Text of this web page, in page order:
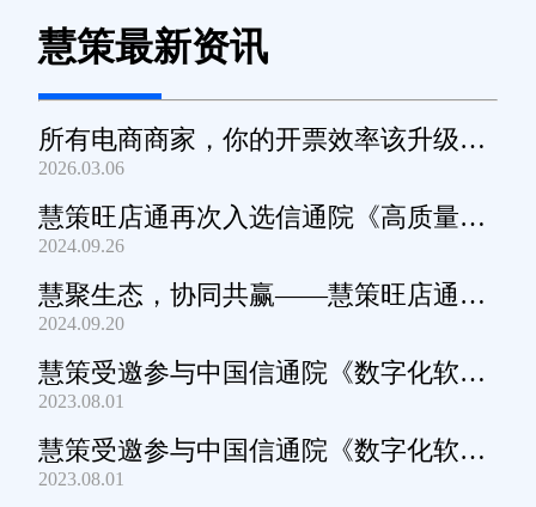
慧策最新资讯
所有电商商家，你的开票效率该升级
了！
2026.03.06
慧策旺店通再次入选信通院《高质量数
字化转型产品及服务全景图》
2024.09.26
慧聚生态，协同共赢——慧策旺店通生
态交流会深圳站圆满举办
2024.09.20
慧策受邀参与中国信通院《数字化软件
产品及服务能力》规范编制工作
2023.08.01
慧策受邀参与中国信通院《数字化软件
产品及服务能力》规范编制工作
2023.08.01